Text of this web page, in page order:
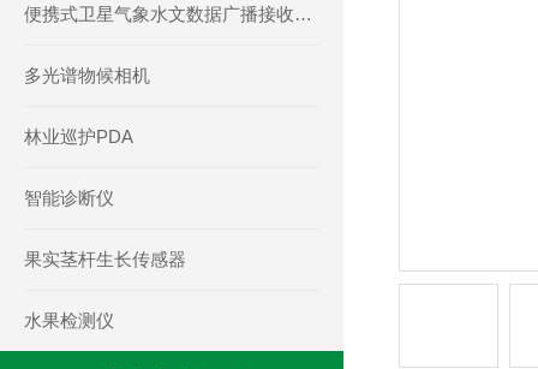
便携式卫星气象水文数据广播接收设备
多光谱物候相机
林业巡护PDA
智能诊断仪
果实茎杆生长传感器
水果检测仪